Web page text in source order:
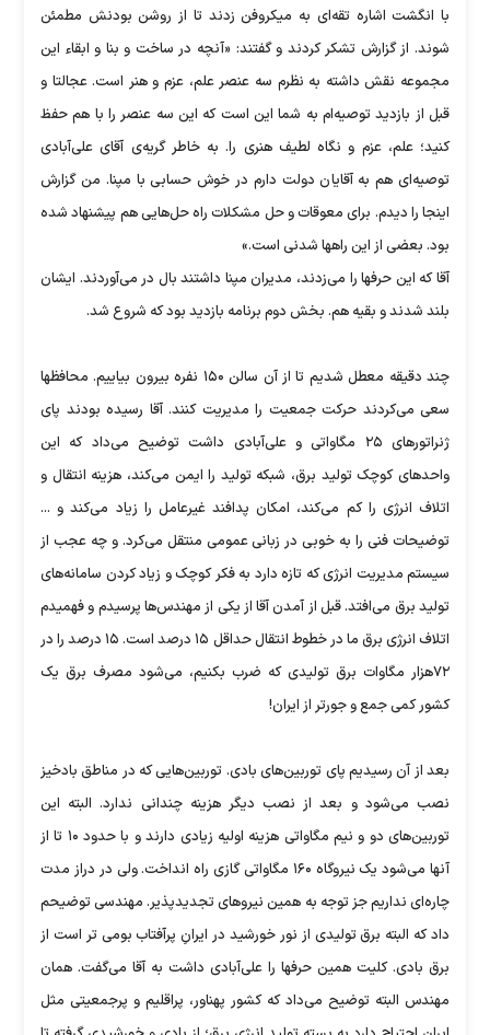
با انگشت اشاره تقه‌ای به میکروفن زدند تا از روشن بودنش مطمئن
شوند. از گزارش تشکر کردند و گفتند: «آنچه در ساخت و بنا و ابقاء این
مجموعه نقش داشته به نظرم سه عنصر علم، عزم و هنر است. عجالتا و
قبل از بازدید توصیه‌ام به شما این است که این سه عنصر را با هم حفظ
کنید؛ علم، عزم و نگاه لطیف هنری را. به خاطر گریه‌ی آقای علی‌آبادی
توصیه‌ای هم به آقایان دولت دارم در خوش حسابی با مپنا. من گزارش
اینجا را دیدم. برای معوقات و حل مشکلات راه حل‌هایی هم پیشنهاد شده
بود. بعضی از این راهها شدنی است.»
آقا که این حرفها را می‌زدند، مدیران مپنا داشتند بال در می‌آوردند. ایشان
بلند شدند و بقیه هم. بخش دوم برنامه بازدید بود که شروع شد.
چند دقیقه معطل شدیم تا از آن سالن ۱۵۰ نفره بیرون بیاییم. محافظها
سعی می‌کردند حرکت جمعیت را مدیریت کنند. آقا رسیده بودند پای
ژنراتورهای ۲۵ مگاواتی و علی‌آبادی داشت توضیح می‌داد که این
واحدهای کوچک تولید برق، شبکه تولید را ایمن می‌کند، هزینه انتقال و
اتلاف انرژی را کم می‌کند، امکان پدافند غیرعامل را زیاد می‌کند و ...
توضیحات فنی را به خوبی در زبانی عمومی منتقل می‌کرد. و چه عجب از
سیستم مدیریت انرژی که تازه دارد به فکر کوچک و زیاد کردن سامانه‌های
تولید برق می‌افتد. قبل از آمدن آقا از یکی از مهندس‌ها پرسیدم و فهمیدم
اتلاف انرژی برق ما در خطوط انتقال حداقل ۱۵ درصد است. ۱۵ درصد را در
۷۲هزار مگاوات برق تولیدی که ضرب بکنیم، می‌شود مصرف برق یک
کشور کمی جمع و جورتر از ایران!
بعد از آن رسیدیم پای توربین‌های بادی. توربین‌هایی که در مناطق بادخیز
نصب می‌شود و بعد از نصب دیگر هزینه چندانی ندارد. البته این
توربین‌های دو و نیم مگاواتی هزینه اولیه زیادی دارند و با حدود ۱۰ تا از
آنها می‌شود یک نیروگاه ۱۶۰ مگاواتی گازی راه انداخت. ولی در دراز مدت
چاره‌ای نداریم جز توجه به همین نیروهای تجدیدپذیر. مهندسی توضیحم
داد که البته برق تولیدی از نور خورشید در ایرانِ پرآفتاب بومی تر است از
برق بادی. کلیت همین حرفها را علی‌آبادی داشت به آقا می‌گفت. همان
مهندس البته توضیح می‌داد که کشور پهناور، پراقلیم و پرجمعیتی مثل